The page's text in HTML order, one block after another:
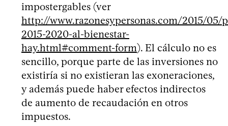
impostergables (ver
http://www.razonesypersonas.com/2015/05/
2015-2020-al-bienestar-
hay.html#comment-form). El cálculo no es
sencillo, porque parte de las inversiones no
existiría si no existieran las exoneraciones,
y además puede haber efectos indirectos
de aumento de recaudación en otros
impuestos.